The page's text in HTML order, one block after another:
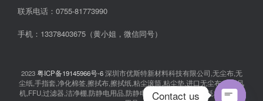
联系电话：0755-81773990
手机：13378403675（黄小姐，微信同号）
2023粤ICP备19145966号-6深圳市优斯特新材料科技有限公司,无尘布,无
尘纸,手指套,净化棉签,擦拭布,擦拭纸,粘尘滚筒,粘尘垫,进口无尘布,离子风
机,FFU,过滤器,洁净棚,防静电用品,防静电衣服,无尘室消耗品,耗材,实验室
Contact us